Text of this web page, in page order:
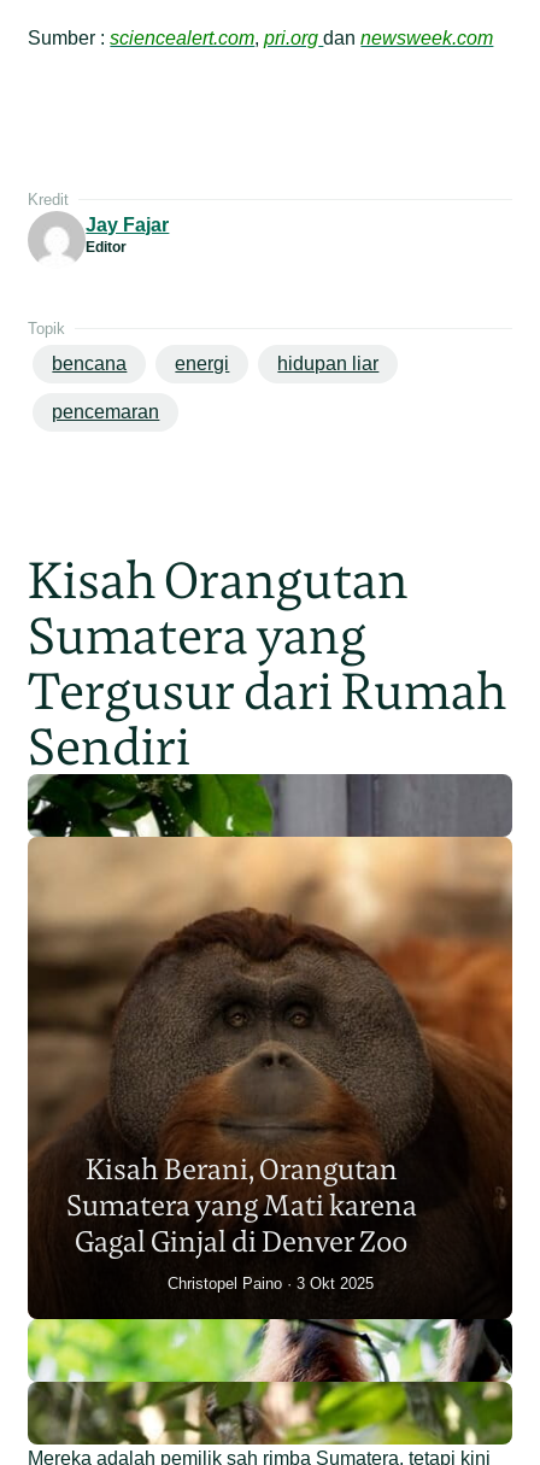
Sumber :sciencealert.com,pri.org dannewsweek.com
Kredit
Jay Fajar
Editor
Topik
bencana energi hidupan liar
pencemaran
Kisah Orangutan
Sumatera yang
Tergusur dari Rumah
Sendiri
Populasi Orangutan
Sumatera Berkurang 2.700
Individu dalam Satu Dekade?
Junaidi Hanafiah 14 Jul 2026
Kisah Berani, Orangutan
Sumatera yang Mati karena
Gagal Ginjal di Denver Zoo
Christopel Paino 3 Okt 2025
Mereka adalah pemilik sah rimba Sumatera, tetapi kini